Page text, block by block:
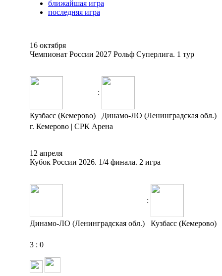
ближайшая игра
последняя игра
16 октября
Чемпионат России 2027 Рольф Суперлига. 1 тур
:
Кузбасс (Кемерово)
Динамо-ЛО (Ленинградская обл.)
г. Кемерово | СРК Арена
12 апреля
Кубок России 2026. 1/4 финала. 2 игра
:
Динамо-ЛО (Ленинградская обл.) Кузбасс (Кемерово)
3 : 0